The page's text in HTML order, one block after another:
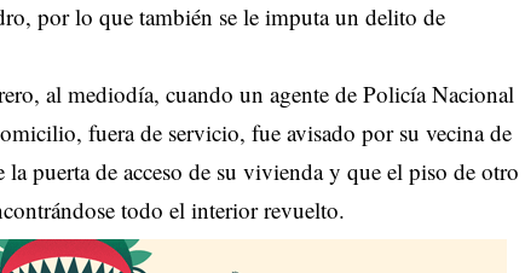
por lo que también se le imputa un delito de
al mediodía, cuando un agente de Policía Nacional
fuera de servicio, fue avisado por su vecina de
puerta de acceso de su vivienda y que el piso de otro
todo el interior revuelto.